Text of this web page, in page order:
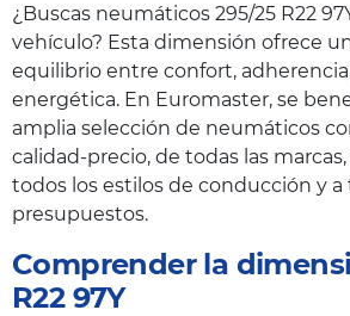
¿Buscas neumáticos 295/25 R22
vehículo? Esta dimensión ofrece
equilibrio entre confort,
energética. En Euromaster, se
amplia selección de neumáticos
calidad-precio, de todas las
todos los estilos de conducción y a
presupuestos.
Comprender la
R22 97Y